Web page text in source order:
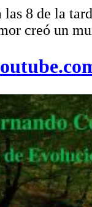
de la
creó un